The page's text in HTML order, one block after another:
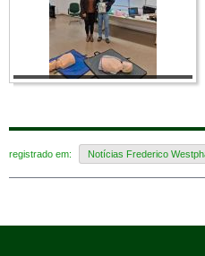
registrado em: Notícias Frederico